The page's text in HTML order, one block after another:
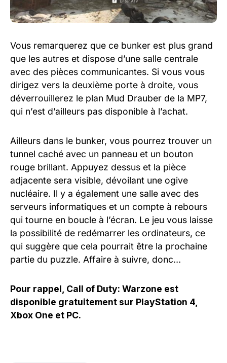
Vous remarquerez que ce bunker est plus grand
que les autres et dispose d’une salle centrale
avec des pièces communicantes. Si vous vous
dirigez vers la deuxième porte à droite, vous
déverrouillerez le plan Mud Drauber de la MP7,
qui n’est d’ailleurs pas disponible à l’achat.
Ailleurs dans le bunker, vous pourrez trouver un
tunnel caché avec un panneau et un bouton
rouge brillant. Appuyez dessus et la pièce
adjacente sera visible, dévoilant une ogive
nucléaire. Il y a également une salle avec des
serveurs informatiques et un compte à rebours
qui tourne en boucle à l’écran. Le jeu vous laisse
la possibilité de redémarrer les ordinateurs, ce
qui suggère que cela pourrait être la prochaine
partie du puzzle. Affaire à suivre, donc…
Pour rappel, Call of Duty: Warzone est
disponible gratuitement sur PlayStation 4,
Xbox One et PC.